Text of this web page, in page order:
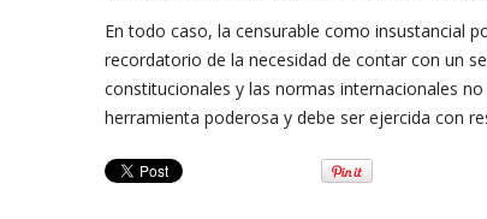
En todo caso, la censurable como insustancial
recordatorio de la necesidad de contar con un
constitucionales y las normas internacionales
herramienta poderosa y debe ser ejercida con